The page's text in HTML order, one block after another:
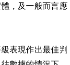
，及一般而言應
表現作出最佳判